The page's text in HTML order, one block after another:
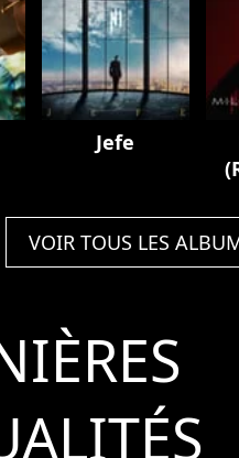
Jefe
VOIR TOUS LES